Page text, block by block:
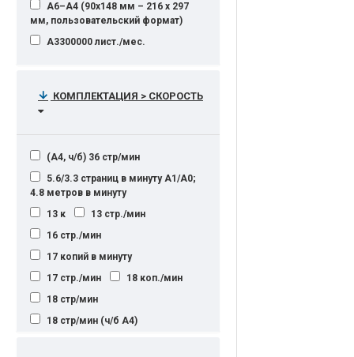
А6–А4 (90x148 мм – 216 x 297
мм, пользовательский формат)
А3300000 лист./мес.
КОМПЛЕКТАЦИЯ > СКОРОСТЬ
(А4, ч/б) 36 стр/мин
5.6/3.3 страниц в минуту А1/А0;
4.8 метров в минуту
13 к
13 стр./мин
16 стр./мин
17 копий в минуту
17 стр./мин
18 коп./мин
18 стр/мин
18 стр/мин (ч/б А4)